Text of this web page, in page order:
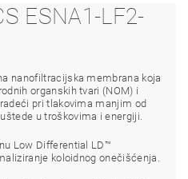
ESNA1-LF2-
nanofiltracijska membrana koja
organskih tvari (NOM) i
pri tlakovima manjim od
u troškovima i energiji.
Low Differential LD™
koloidnog onečišćenja.